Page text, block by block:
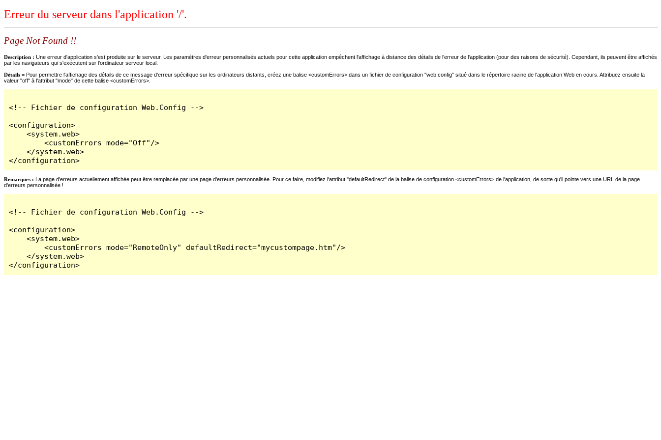
Erreur du serveur dans l'application '/'.
Page Not Found !!
Description : Une erreur d'application s'est produite sur le serveur. Les paramètres d'erreur personnalisés actuels pour cette application empêchent l'affichage à distance des détails de l'erreur de l'application (pour des raisons de sécurité). Cependant, ils peuvent être affichés
par les navigateurs qui s'exécutent sur l'ordinateur serveur local.
Détails = Pour permettre l'affichage des détails de ce message d'erreur spécifique sur les ordinateurs distants, créez une balise <customErrors> dans un fichier de configuration "web.config" situé dans le répertoire racine de l'application Web en cours. Attribuez ensuite la
valeur "off" à l'attribut "mode" de cette balise <customErrors>.
<!-- Fichier de configuration Web.Config -->
<configuration>
    <system.web>
        <customErrors mode="Off"/>
    </system.web>
</configuration>
Remarques : La page d'erreurs actuellement affichée peut être remplacée par une page d'erreurs personnalisée. Pour ce faire, modifiez l'attribut "defaultRedirect" de la balise de configuration <customErrors> de l'application, de sorte qu'il pointe vers une URL de la page
d'erreurs personnalisée !
<!-- Fichier de configuration Web.Config -->
<configuration>
    <system.web>
        <customErrors mode="RemoteOnly" defaultRedirect="mycustompage.htm"/>
    </system.web>
</configuration>